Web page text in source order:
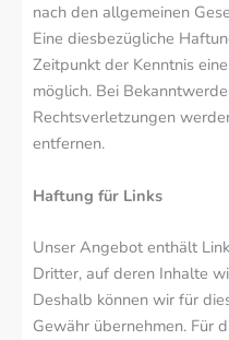
nach den allgemeinen
Eine diesbezügliche
Zeitpunkt der Kenntnis
möglich. Bei
Rechtsverletzungen
entfernen.
Haftung für Links
Unser Angebot enthält
Dritter, auf deren Inhalte
Deshalb können wir für
Gewähr übernehmen. Für